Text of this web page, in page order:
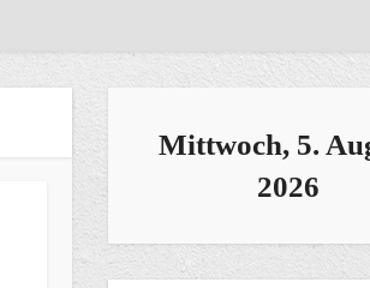
Mittwoch, 5.
2026